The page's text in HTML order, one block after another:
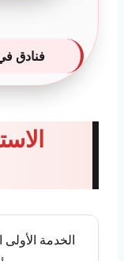
فنادق
الخدمة